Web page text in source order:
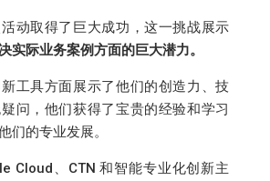
动取得了巨大成功，这一挑战展示
实际业务案例方面的巨大潜力。
工具方面展示了他们的创造力、技
问，他们获得了宝贵的经验和学习
们的专业发展。
Cloud、CTN 和智能专业化创新主